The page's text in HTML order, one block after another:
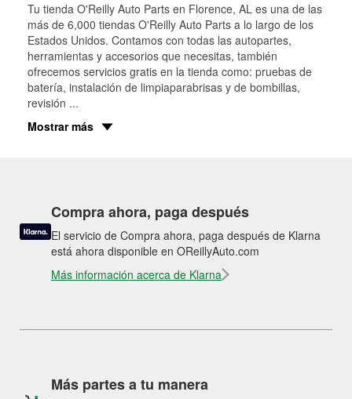
Tu tienda O'Reilly Auto Parts en Florence, AL es una de las
más de 6,000 tiendas O'Reilly Auto Parts a lo largo de los
Estados Unidos. Contamos con todas las autopartes,
herramientas y accesorios que necesitas, también
ofrecemos servicios gratis en la tienda como: pruebas de
batería, instalación de limpiaparabrisas y de bombillas,
revisión ...
Mostrar más
Compra ahora, paga después
El servicio de Compra ahora, paga después de Klarna
está ahora disponible en OReillyAuto.com
Más información acerca de Klarna
Más partes a tu manera